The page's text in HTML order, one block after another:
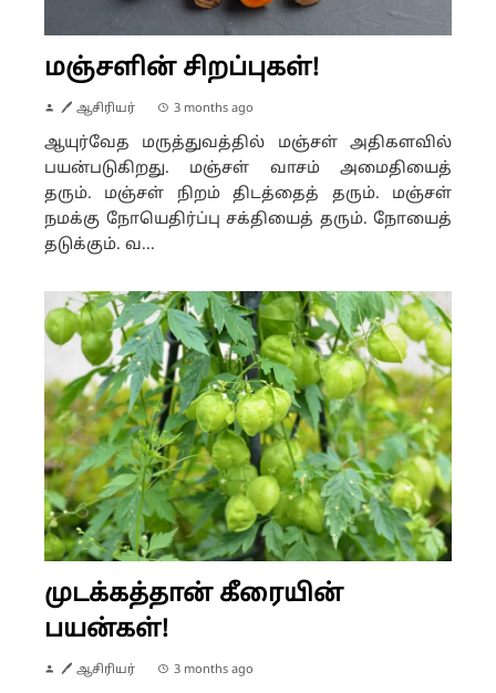
மஞ்சளின் சிறப்புகள்!
🖊 ஆசிரியர் 3 months ago
ஆயுர்வேத மருத்துவத்தில் மஞ்சள் அதிகளவில்
பயன்படுகிறது. மஞ்சள் வாசம் அமைதியைத்
தரும். மஞ்சள் நிறம் திடத்தைத் தரும். மஞ்சள்
நமக்கு நோயெதிர்ப்பு சக்தியைத் தரும். நோயைத்
தடுக்கும். வ...
முடக்கத்தான் கீரையின்
பயன்கள்!
🖊 ஆசிரியர் 3 months ago